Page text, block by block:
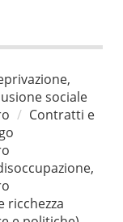
sociale
Contratti e
ricchezza